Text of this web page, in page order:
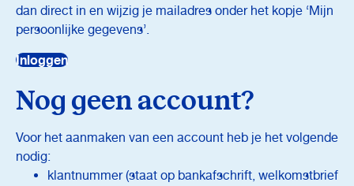
dan direct in en wijzig je mailadres onder het kopje ‘Mijn
persoonlijke gegevens’.
Inloggen
Nog geen account?
Voor het aanmaken van een account heb je het volgende
nodig:
klantnummer (staat op bankafschrift, welkomstbrief